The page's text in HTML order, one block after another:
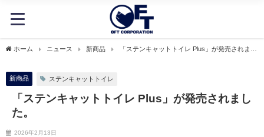
ホーム ニュース 新商品
「ステンキャットトイレ Plus」が発売されまし
新商品 ステンキャットトイレ
「ステンキャットトイレ Plus」が発売されまし
た。
2026年2月13日